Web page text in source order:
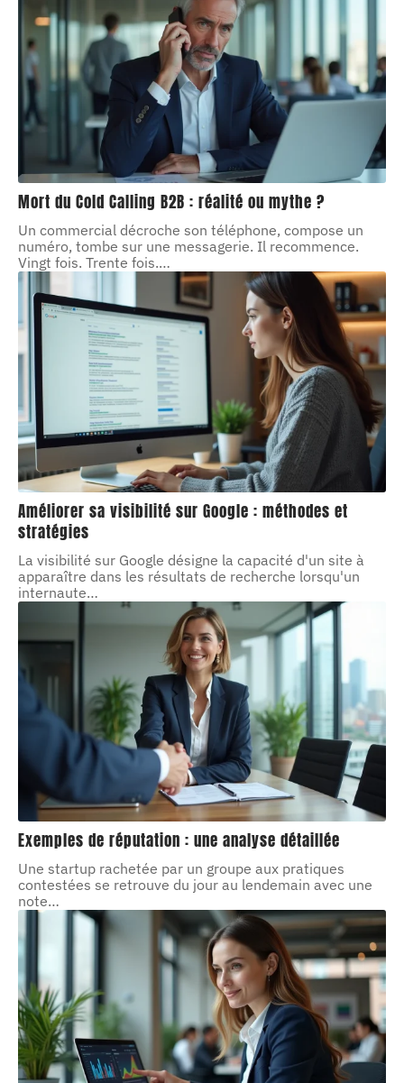
Mort du Cold Calling B2B : réalité ou mythe ?
Un commercial décroche son téléphone, compose un
numéro, tombe sur une messagerie. Il recommence.
Vingt fois. Trente fois.…
Améliorer sa visibilité sur Google : méthodes et
stratégies
La visibilité sur Google désigne la capacité d'un site à
apparaître dans les résultats de recherche lorsqu'un
internaute…
Exemples de réputation : une analyse détaillée
Une startup rachetée par un groupe aux pratiques
contestées se retrouve du jour au lendemain avec une
note…